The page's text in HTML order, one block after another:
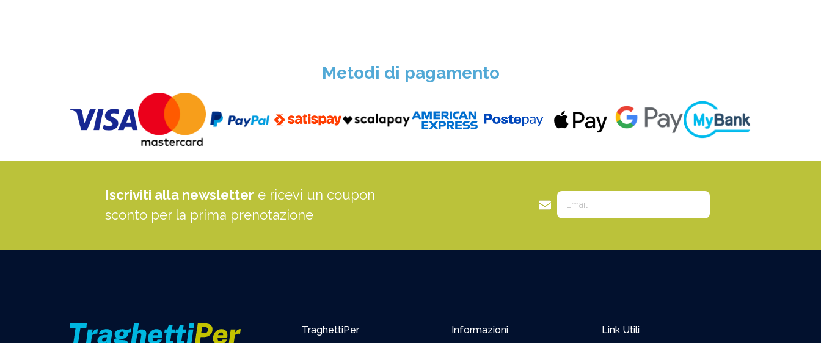
Metodi di pagamento
Iscriviti alla newsletter e ricevi un coupon
sconto per la prima prenotazione
TraghettiPer Informazioni Link Utili